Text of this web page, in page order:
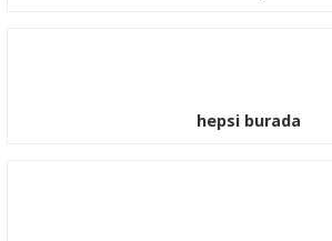
hepsi burada